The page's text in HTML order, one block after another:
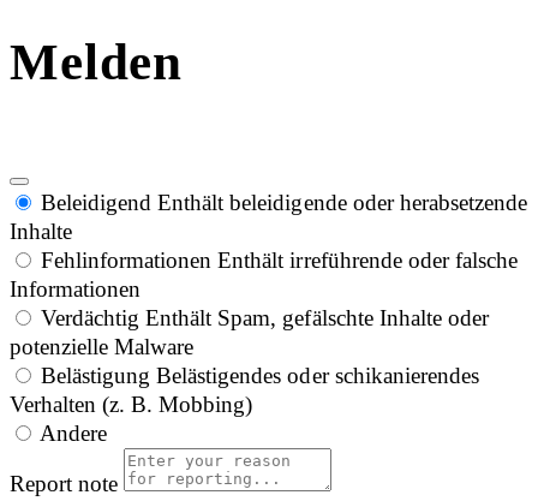
Melden
Beleidigend Enthält beleidigende oder herabsetzende
Inhalte
Fehlinformationen Enthält irreführende oder falsche
Informationen
Verdächtig Enthält Spam, gefälschte Inhalte oder
potenzielle Malware
Belästigung Belästigendes oder schikanierendes
Verhalten (z. B. Mobbing)
Andere
Report note